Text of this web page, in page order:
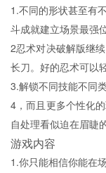
1.不同的形状甚至有
斗成就建立场景最强
2忍术对决破解版继
长刀。好的忍术可以
3.解锁不同技能不同
4，而且更多个性化
自处理看似迫在眉睫
游戏内容
1.你只能相信你能在